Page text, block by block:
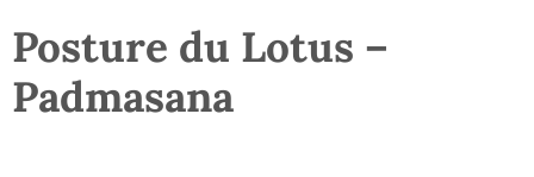
Posture du Lotus –
Padmasana